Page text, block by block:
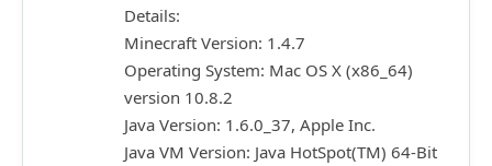
Details:
Minecraft Version: 1.4.7
Operating System: Mac OS X (x86_64)
version 10.8.2
Java Version: 1.6.0_37, Apple Inc.
Java VM Version: Java HotSpot(TM) 64-Bit